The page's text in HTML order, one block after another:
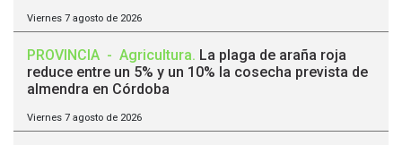
Viernes 7 agosto de 2026
PROVINCIA - Agricultura. La plaga de araña roja
reduce entre un 5% y un 10% la cosecha prevista de
almendra en Córdoba
Viernes 7 agosto de 2026